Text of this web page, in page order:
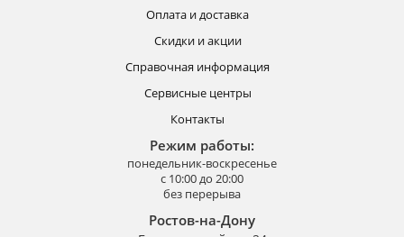
Оплата и доставка
Скидки и акции
Справочная информация
Сервисные центры
Контакты
Режим работы:
понедельник-воскресенье
с 10:00 до 20:00
без перерыва
Ростов-на-Дону